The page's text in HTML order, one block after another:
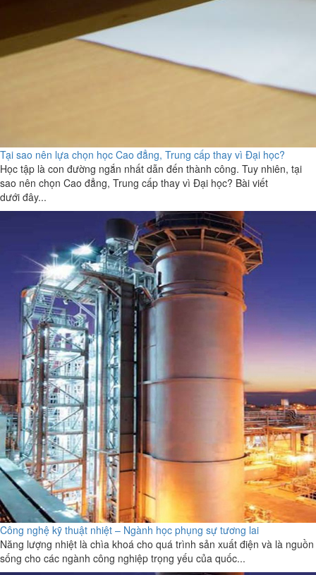
Tại sao nên lựa chọn học Cao đẳng, Trung cấp thay vì Đại học?
Học tập là con đường ngắn nhất dẫn đến thành công. Tuy nhiên, tại
sao nên chọn Cao đẳng, Trung cấp thay vì Đại học? Bài viết
dưới đây...
Công nghệ kỹ thuật nhiệt – Ngành học phụng sự tương lai
Năng lượng nhiệt là chìa khoá cho quá trình sản xuất điện và là nguồn
sống cho các ngành công nghiệp trọng yếu của quốc...